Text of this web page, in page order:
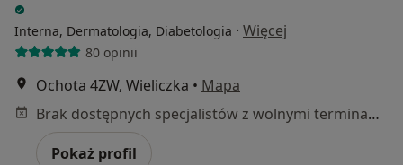
Interna, Dermatologia, Diabetologia · Więcej
80 opinii
Ochota 4ZW, Wieliczka • Mapa
Brak dostępnych specjalistów z wolnymi terminami w tym centrum medycznym.
Pokaż profil